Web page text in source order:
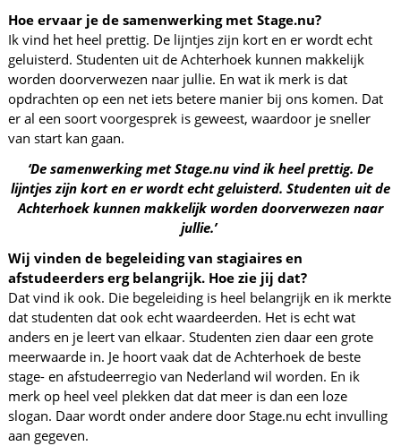
Hoe ervaar je de samenwerking met Stage.nu?
Ik vind het heel prettig. De lijntjes zijn kort en er wordt echt
geluisterd. Studenten uit de Achterhoek kunnen makkelijk
worden doorverwezen naar jullie. En wat ik merk is dat
opdrachten op een net iets betere manier bij ons komen. Dat
er al een soort voorgesprek is geweest, waardoor je sneller
van start kan gaan.
‘De samenwerking met Stage.nu vind ik heel prettig. De
lijntjes zijn kort en er wordt echt geluisterd. Studenten uit de
Achterhoek kunnen makkelijk worden doorverwezen naar
jullie.’
Wij vinden de begeleiding van stagiaires en
afstudeerders erg belangrijk. Hoe zie jij dat?
Dat vind ik ook. Die begeleiding is heel belangrijk en ik merkte
dat studenten dat ook echt waardeerden. Het is echt wat
anders en je leert van elkaar. Studenten zien daar een grote
meerwaarde in. Je hoort vaak dat de Achterhoek de beste
stage- en afstudeerregio van Nederland wil worden. En ik
merk op heel veel plekken dat dat meer is dan een loze
slogan. Daar wordt onder andere door Stage.nu echt invulling
aan gegeven.